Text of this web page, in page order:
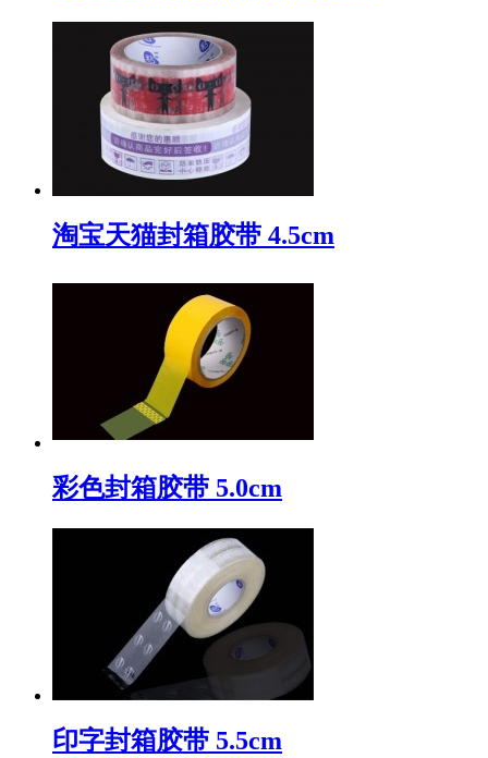
淘宝天猫封箱胶带 4.5cm
彩色封箱胶带 5.0cm
印字封箱胶带 5.5cm